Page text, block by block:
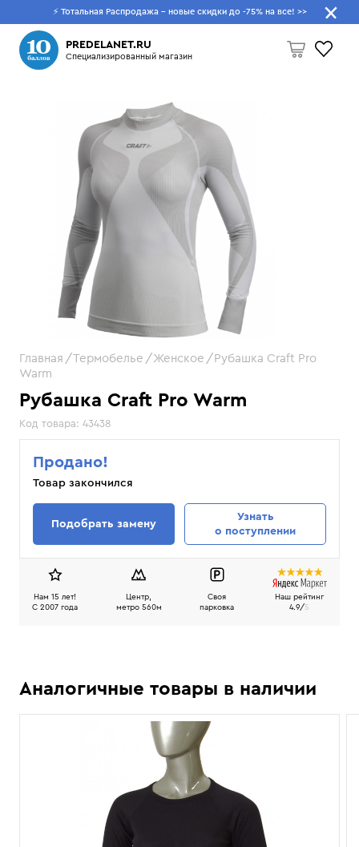
⚡ Тотальная Распродажа - новые скидки до -75% на все! >>
PREDELANET.RU
Специализированный магазин
Что будем искать?
Рубашка Craft Pro Warm
Код товара: 43438
Главная Термобелье Женское
Рубашка Craft Pro
Warm
Продано!
Товар закончился
Подобрать замену
Узнать
о поступлении
Нам 15 лет!
C 2007 года
Центр,
метро 560м
Своя
парковка
Наш рейтинг
4.9/5
Аналогичные товары в наличии